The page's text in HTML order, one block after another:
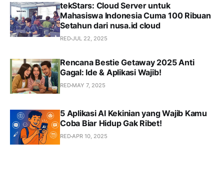
tekStars: Cloud Server untuk
Mahasiswa Indonesia Cuma 100 Ribuan
Setahun dari nusa.id cloud
REDJUL 22, 2025
Rencana Bestie Getaway 2025 Anti
Gagal: Ide & Aplikasi Wajib!
RED MAY 7, 2025
5 Aplikasi AI Kekinian yang Wajib Kamu
Coba Biar Hidup Gak Ribet!
REDAPR 10, 2025